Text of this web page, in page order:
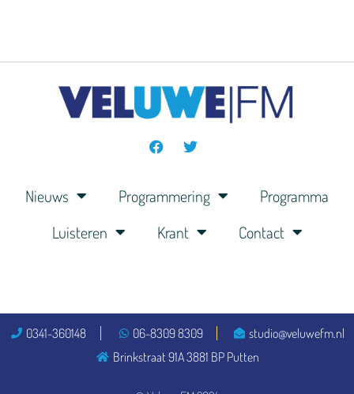
Nieuws Programmering
Programma
Luisteren
Krant Contact
0341-360148 06-8309 8309
studio@veluwefm.nl
Brinkstraat 91A 3881 BP Putten